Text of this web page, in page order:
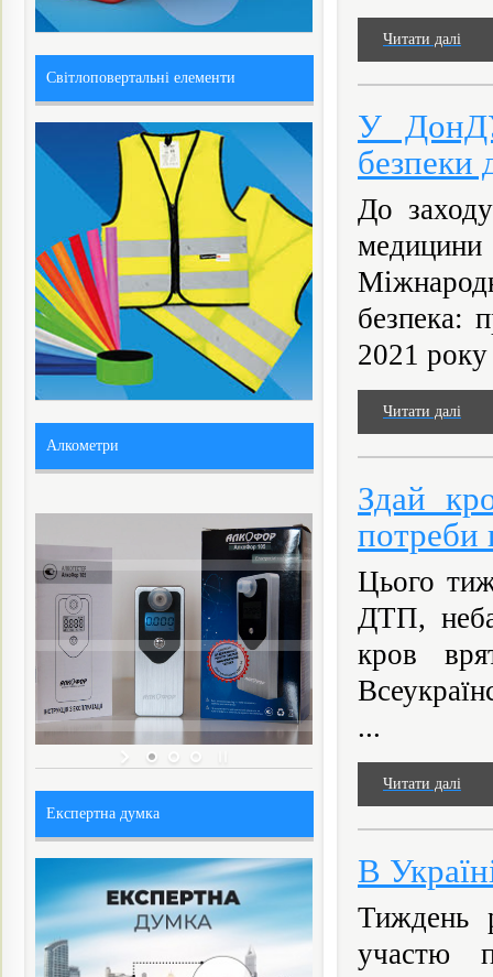
Читати далі
У
безпеки
До
безпека:
2021
Читати далі
Здай
Цього
ДТП,
кров
...
Читати далі
В
Тиждень
участю
Світлоповертальні елементи
Алкометри
Експертна думка